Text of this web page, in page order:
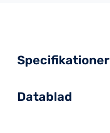
Specifikationer
Datablad